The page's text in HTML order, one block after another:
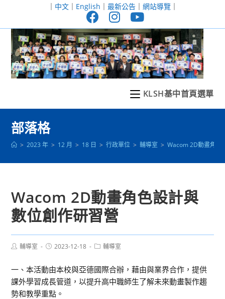
至
｜ 中文｜ English ｜ 最新公告｜ 網站導覽｜
KLSH基中首頁選單
部落格
> 2023 年 > 12 月 > 18 日 > 行政單位 > 輔導室 > Wacom 2D動畫角色
Wacom 2D動畫角色設計與
數位創作研習營
Post輔導室
Post2023-12-18
Post輔導室
一、本活動由本校與亞德國際合辦，藉由與業界合作，提供
課外學習成長管道，以提升高中職師生了解未來動畫製作趨
勢和教學重點。